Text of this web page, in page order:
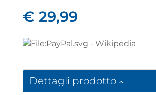
€ 29,99
Dettagli prodotto